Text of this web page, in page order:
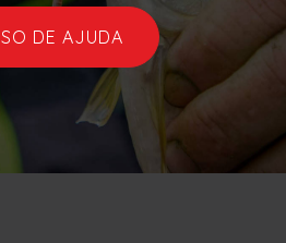
DE AJUDA